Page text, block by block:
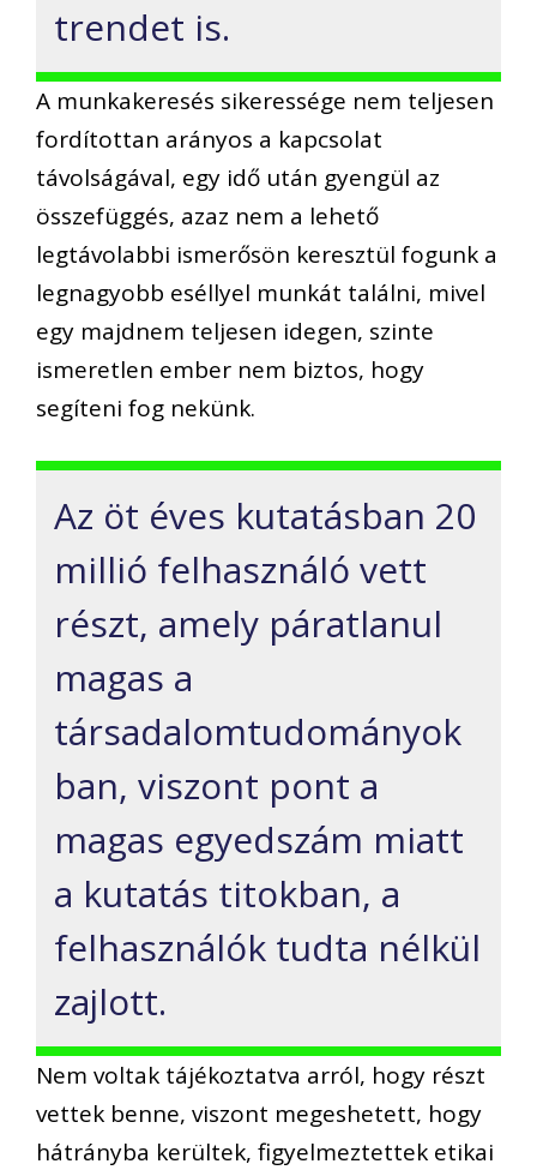
trendet is.
A munkakeresés sikeressége nem teljesen
fordítottan arányos a kapcsolat
távolságával, egy idő után gyengül az
összefüggés, azaz nem a lehető
legtávolabbi ismerősön keresztül fogunk a
legnagyobb eséllyel munkát találni, mivel
egy majdnem teljesen idegen, szinte
ismeretlen ember nem biztos, hogy
segíteni fog nekünk.
Az öt éves kutatásban 20
millió felhasználó vett
részt, amely páratlanul
magas a
társadalomtudományok
ban, viszont pont a
magas egyedszám miatt
a kutatás titokban, a
felhasználók tudta nélkül
zajlott.
Nem voltak tájékoztatva arról, hogy részt
vettek benne, viszont megeshetett, hogy
hátrányba kerültek, figyelmeztettek etikai